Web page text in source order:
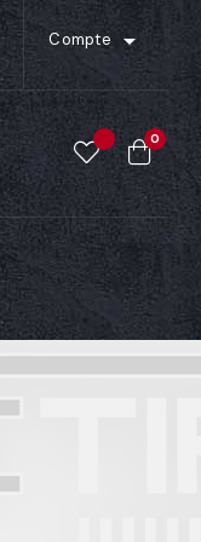
Compte 
0